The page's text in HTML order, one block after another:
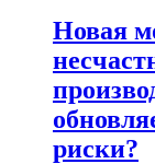
Новая
риски?